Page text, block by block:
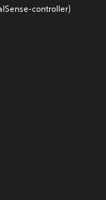
controller)